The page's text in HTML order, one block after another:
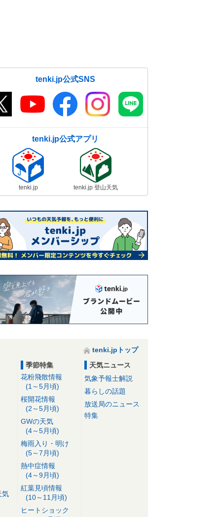
tenki.jp公式SNS
tenki.jp公式アプリ
tenki.jp tenki.jp 登山天気
tenki.jpトップ
気
季節特集
花粉飛散情報
(1～5月頃)
桜開花情報
(2～5月頃)
GWの天気
(4～5月頃)
梅雨入り・明け
(5～7月頃)
熱中症情報
(4～9月頃)
紅葉見頃情報
(10～11月頃)
ヒートショック
天気ニュース
気象予報士解説
暮らしの話題
放送局のニュース
特集